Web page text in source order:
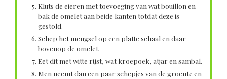
Kluts de eieren met toevoeging van wat bouillon en
bak de omelet aan beide kanten totdat deze is
gestold.
Schep het mengsel op een platte schaal en daar
bovenop de omelet.
Eet dit met witte rijst, wat kroepoek, atjar en sambal.
Men neemt dan een paar schepjes van de groente en